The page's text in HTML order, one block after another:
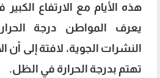
هذه الأيام مع الارتفاع
يعرف المواطن درجة
النشرات الجوية، لافتة إلى أن
تهتم بدرجة الحرارة في الظل.